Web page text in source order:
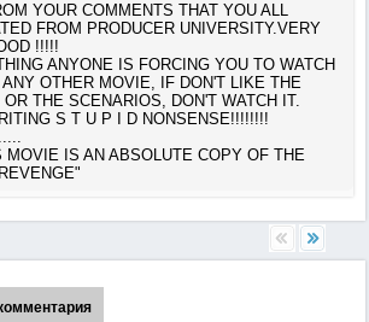
YOUR COMMENTS THAT YOU ALL
FROM PRODUCER UNIVERSITY.VERY
!!!!!
ANYONE IS FORCING YOU TO WATCH
OTHER MOVIE, IF DON'T LIKE THE
OR THE SCENARIOS, DON'T WATCH IT.
S T U P I D NONSENSE!!!!!!!!
MOVIE IS AN ABSOLUTE COPY OF THE